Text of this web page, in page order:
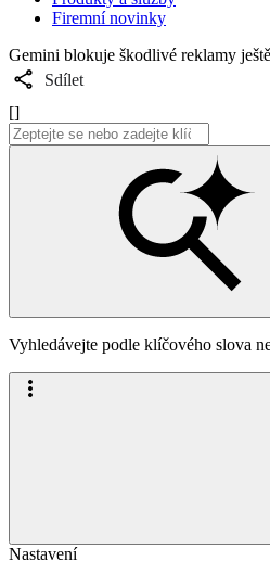
Firemní novinky
Gemini blokuje škodlivé reklamy
Sdílet
[]
Vyhledávejte podle klíčového slova
Nastavení